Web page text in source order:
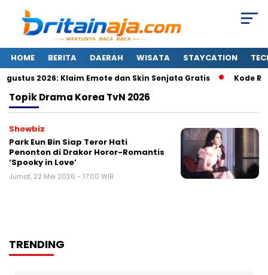
HOME BERITA DAERAH WISATA STAYCATION
2026: Klaim Emote dan Skin Senjata Gratis Kode
TopikDrama Korea TvN 2026
Showbiz
Park Eun Bin Siap Teror Hati
Penonton di Drakor Horor-Romantis
‘Spooky in Love’
Jumat, 22 Mei 2026 - 17:00 WIB
TRENDING